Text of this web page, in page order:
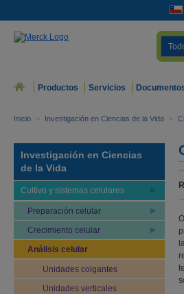
Productos Servicios
Inicio > Investigación en Ciencias de la Vida >
Investigación en Ciencias
de la Vida
Cultivo y sistemas celulares
Preparación celular
Crecimiento celular
Análisis celular
Unidades colgantes
Unidades verticales